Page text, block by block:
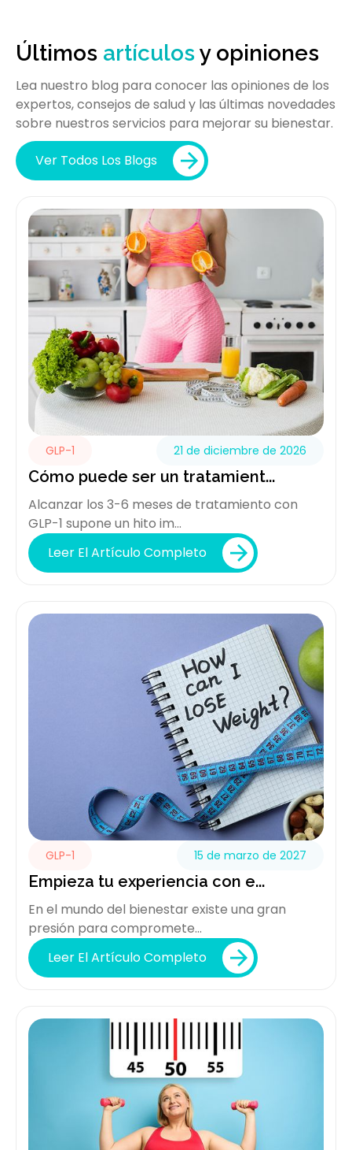
Últimos artículosy opiniones
Lea nuestro blog para conocer las opiniones de los
expertos, consejos de salud y las últimas novedades
sobre nuestros servicios para mejorar su bienestar.
Ver Todos Los Blogs
GLP-1 21 de diciembre de 2026
Cómo puede ser un tratamient...
Alcanzar los 3-6 meses de tratamiento con
GLP-1 supone un hito im...
Leer El Artículo Completo
GLP-1 15 de marzo de 2027
Empieza tu experiencia con e...
En el mundo del bienestar existe una gran
presión para compromete...
Leer El Artículo Completo